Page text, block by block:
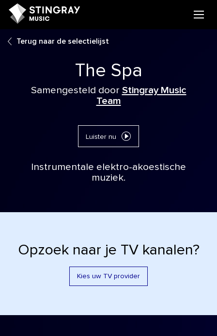
Terug naar de selectielijst
The Spa
Samengesteld door Stingray Music
Team
Luister nu
Instrumentale elektro-akoestische
muziek.
Opzoek naar je TV kanalen?
Kies uw TV provider